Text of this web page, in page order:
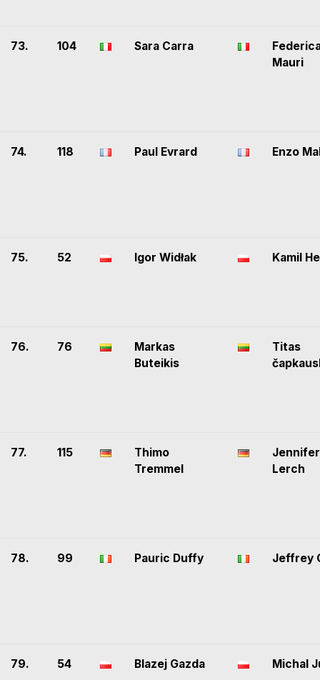
73. 104 Sara Carra
Mauri
74. 118 Paul Evrard Enzo
75. 52 Igor Widłak Kamil
76. 76
Markas
Buteikis
Titas
77. 115
Thimo
Tremmel
Jennifer
Lerch
78. 99 Pauric Duffy Jeffrey
79. 54 Blazej Gazda Michal